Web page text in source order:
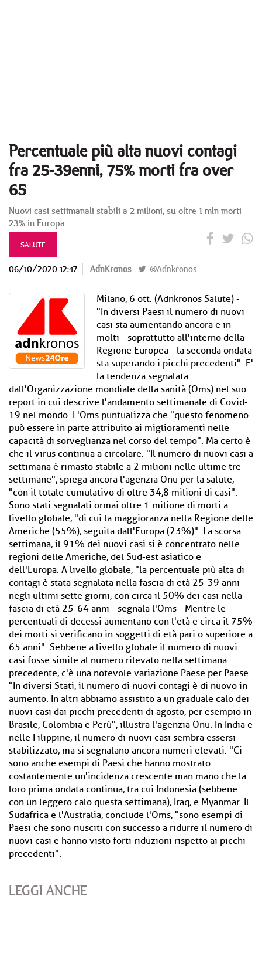
Percentuale più alta nuovi contagi
fra 25-39enni, 75% morti fra over
65
Nuovi casi settimanali stabili a 2 milioni, su oltre 1 mln morti
23% in Europa
SALUTE
06/10/2020 12:47 AdnKronos @Adnkronos
Milano, 6 ott. (Adnkronos Salute) -
"In diversi Paesi il numero di nuovi
casi sta aumentando ancora e in
molti - soprattutto all'interno della
Regione Europea - la seconda ondata
sta superando i picchi precedenti". E'
la tendenza segnalata
dall'Organizzazione mondiale della sanità (Oms) nel suo
report in cui descrive l'andamento settimanale di Covid-
19 nel mondo. L'Oms puntualizza che "questo fenomeno
può essere in parte attribuito ai miglioramenti nelle
capacità di sorveglianza nel corso del tempo". Ma certo è
che il virus continua a circolare. "Il numero di nuovi casi a
settimana è rimasto stabile a 2 milioni nelle ultime tre
settimane", spiega ancora l'agenzia Onu per la salute,
"con il totale cumulativo di oltre 34,8 milioni di casi".
Sono stati segnalati ormai oltre 1 milione di morti a
livello globale, "di cui la maggioranza nella Regione delle
Americhe (55%), seguita dall'Europa (23%)". La scorsa
settimana, il 91% dei nuovi casi si è concentrato nelle
regioni delle Americhe, del Sud-est asiatico e
dell'Europa. A livello globale, "la percentuale più alta di
contagi è stata segnalata nella fascia di età 25-39 anni
negli ultimi sette giorni, con circa il 50% dei casi nella
fascia di età 25-64 anni - segnala l'Oms - Mentre le
percentuali di decessi aumentano con l'età e circa il 75%
dei morti si verificano in soggetti di età pari o superiore a
65 anni". Sebbene a livello globale il numero di nuovi
casi fosse simile al numero rilevato nella settimana
precedente, c'è una notevole variazione Paese per Paese.
"In diversi Stati, il numero di nuovi contagi è di nuovo in
aumento. In altri abbiamo assistito a un graduale calo dei
nuovi casi dai picchi precedenti di agosto, per esempio in
Brasile, Colombia e Perù", illustra l'agenzia Onu. In India e
nelle Filippine, il numero di nuovi casi sembra essersi
stabilizzato, ma si segnalano ancora numeri elevati. "Ci
sono anche esempi di Paesi che hanno mostrato
costantemente un'incidenza crescente man mano che la
loro prima ondata continua, tra cui Indonesia (sebbene
con un leggero calo questa settimana), Iraq, e Myanmar. Il
Sudafrica e l'Australia, conclude l'Oms, "sono esempi di
Paesi che sono riusciti con successo a ridurre il numero di
nuovi casi e hanno visto forti riduzioni rispetto ai picchi
precedenti".
LEGGI ANCHE